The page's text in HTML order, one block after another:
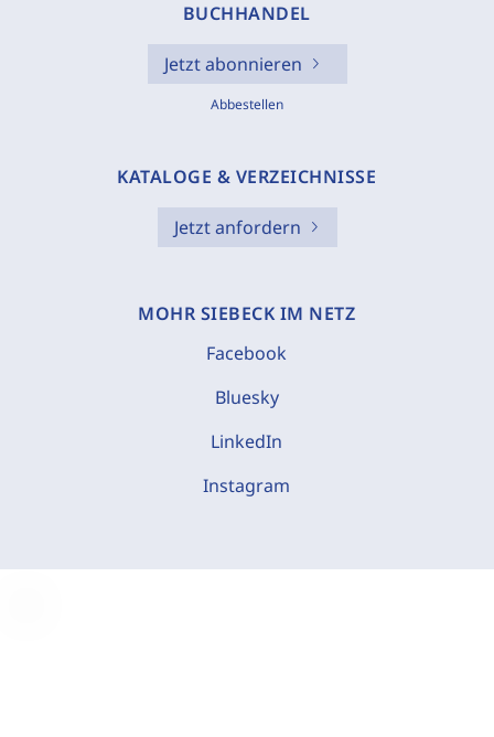
BUCHHANDEL
Jetzt abonnieren
Abbestellen
KATALOGE & VERZEICHNISSE
Jetzt anfordern
MOHR SIEBECK IM NETZ
Facebook
Bluesky
LinkedIn
Instagram